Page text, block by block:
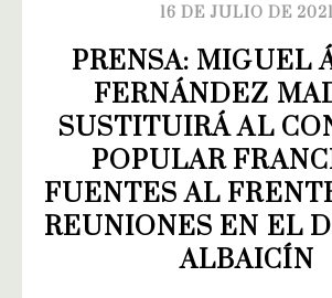
16 DE JULIO DE 2021
PRENSA: MIGUEL
FERNÁNDEZ
SUSTITUIRÁ AL
POPULAR
FUENTES AL
REUNIONES EN EL
ALBAICÍN